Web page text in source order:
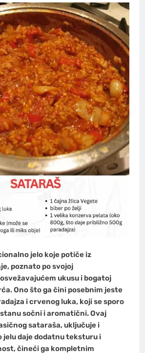
jelo koje potiče iz
poznato po svojoj
ukusu i bogatoj
Ono što ga čini posebnim jeste
i crvenog luka, koji se sporo
sočni i aromatični. Ovaj
sataraša, uključuje i
jelu daje dodatnu teksturu i
čineći ga kompletnim